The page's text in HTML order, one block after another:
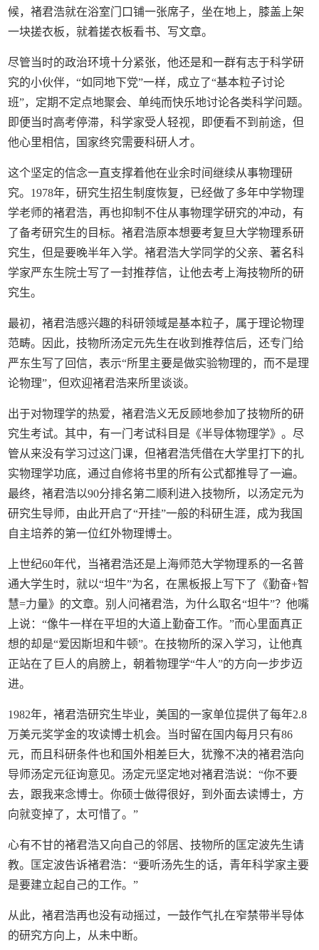
候，褚君浩就在浴室门口铺一张席子，坐在地上，膝盖上架
一块搓衣板，就着搓衣板看书、写文章。
尽管当时的政治环境十分紧张，他还是和一群有志于科学研
究的小伙伴，“如同地下党”一样，成立了“基本粒子讨论
班”，定期不定点地聚会、单纯而快乐地讨论各类科学问题。
即便当时高考停滞，科学家受人轻视，即便看不到前途，但
他心里相信，国家终究需要科研人才。
这个坚定的信念一直支撑着他在业余时间继续从事物理研
究。1978年，研究生招生制度恢复，已经做了多年中学物理
学老师的褚君浩，再也抑制不住从事物理学研究的冲动，有
了备考研究生的目标。褚君浩原本想要考复旦大学物理系研
究生，但是要晚半年入学。褚君浩大学同学的父亲、著名科
学家严东生院士写了一封推荐信，让他去考上海技物所的研
究生。
最初，褚君浩感兴趣的科研领域是基本粒子，属于理论物理
范畴。因此，技物所汤定元先生在收到推荐信后，还专门给
严东生写了回信，表示“所里主要是做实验物理的，而不是理
论物理”，但欢迎褚君浩来所里谈谈。
出于对物理学的热爱，褚君浩义无反顾地参加了技物所的研
究生考试。其中，有一门考试科目是《半导体物理学》。尽
管从来没有学习过这门课，但褚君浩凭借在大学里打下的扎
实物理学功底，通过自修将书里的所有公式都推导了一遍。
最终，褚君浩以90分排名第二顺利进入技物所，以汤定元为
研究生导师，由此开启了“开挂”一般的科研生涯，成为我国
自主培养的第一位红外物理博士。
上世纪60年代，当褚君浩还是上海师范大学物理系的一名普
通大学生时，就以“坦牛”为名，在黑板报上写下了《勤奋+智
慧=力量》的文章。别人问褚君浩，为什么取名“坦牛”？他嘴
上说：“像牛一样在平坦的大道上勤奋工作。”而心里面真正
想的却是“爱因斯坦和牛顿”。在技物所的深入学习，让他真
正站在了巨人的肩膀上，朝着物理学“牛人”的方向一步步迈
进。
1982年，褚君浩研究生毕业，美国的一家单位提供了每年2.8
万美元奖学金的攻读博士机会。当时留在国内每月只有86
元，而且科研条件也和国外相差巨大，犹豫不决的褚君浩向
导师汤定元征询意见。汤定元坚定地对褚君浩说：“你不要
去，跟我来念博士。你硕士做得很好，到外面去读博士，方
向就变掉了，太可惜了。”
心有不甘的褚君浩又向自己的邻居、技物所的匡定波先生请
教。匡定波告诉褚君浩：“要听汤先生的话，青年科学家主要
是要建立起自己的工作。”
从此，褚君浩再也没有动摇过，一鼓作气扎在窄禁带半导体
的研究方向上，从未中断。